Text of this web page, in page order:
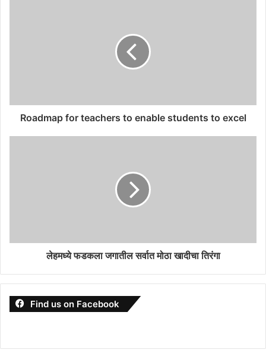
Roadmap for teachers to enable students to excel
लेहमध्ये फडकला जगातील सर्वात मोठा खादीचा तिरंगा
Find us on Facebook